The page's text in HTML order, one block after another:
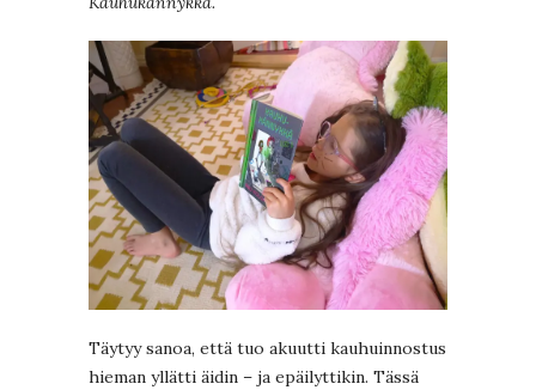
Täytyy sanoa, että tuo akuutti kauhuinnostus
hieman yllätti äidin – ja epäilyttikin. Tässä